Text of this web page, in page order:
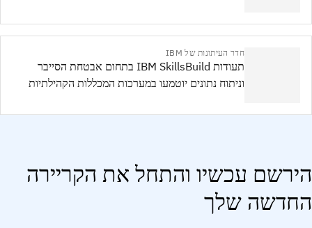
חדר העיתונות של IBM
תעודות IBM SkillsBuild בתחום אבטחת הסייבר
וניתוח נתונים יוטמעו במערכות המכללות הקהילתיות
הירשם עכשיו והתחל את הקריירה
החדשה שלך